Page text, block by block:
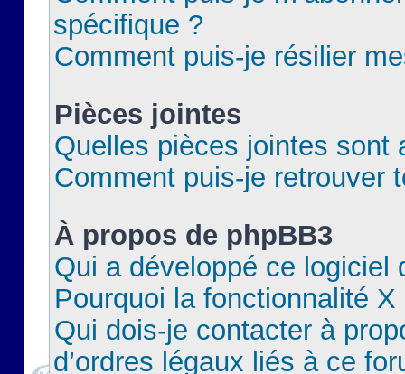
spécifique ?
Comment puis-je résilier
Pièces jointes
Quelles pièces jointes sont
Comment puis-je retrouver
À propos de phpBB3
Qui a développé ce logiciel
Pourquoi la fonctionnalité X
Qui dois-je contacter à
d’ordres légaux liés à ce